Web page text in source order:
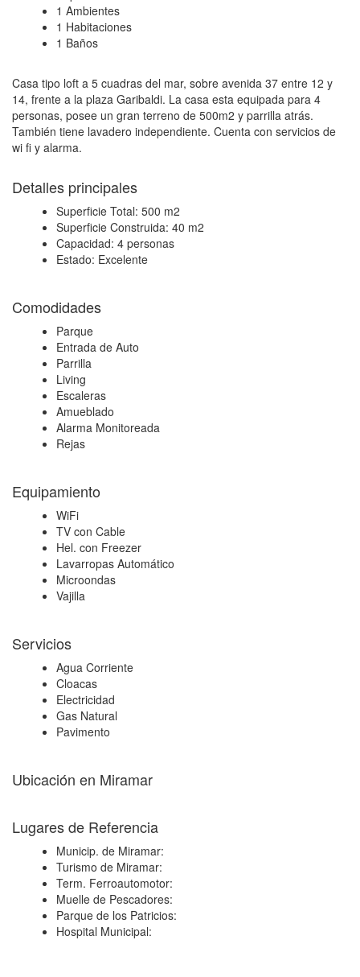
1 Ambientes
1 Habitaciones
1 Baños
Casa tipo loft a 5 cuadras del mar, sobre avenida 37 entre 12 y
14, frente a la plaza Garibaldi. La casa esta equipada para 4
personas, posee un gran terreno de 500m2 y parrilla atrás.
También tiene lavadero independiente. Cuenta con servicios de
wi fi y alarma.
Detalles principales
Superficie Total: 500 m2
Superficie Construida: 40 m2
Capacidad: 4 personas
Estado: Excelente
Comodidades
Parque
Entrada de Auto
Parrilla
Living
Escaleras
Amueblado
Alarma Monitoreada
Rejas
Equipamiento
WiFi
TV con Cable
Hel. con Freezer
Lavarropas Automático
Microondas
Vajilla
Servicios
Agua Corriente
Cloacas
Electricidad
Gas Natural
Pavimento
Ubicación en Miramar
−
Lugares de Referencia
Municip. de Miramar:
Turismo de Miramar:
Term. Ferroautomotor:
Muelle de Pescadores:
Parque de los Patricios:
Hospital Municipal: